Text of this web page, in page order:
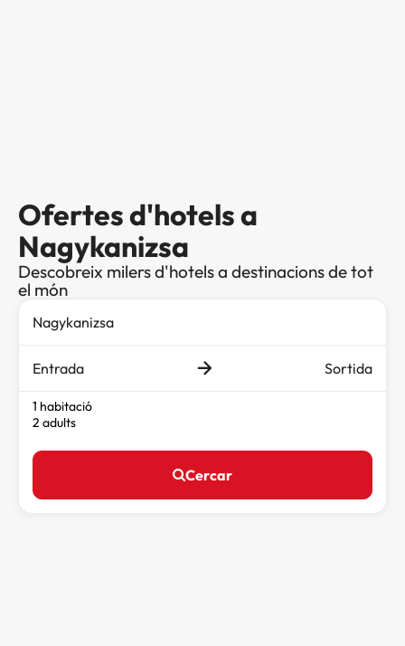
Ofertes d'hotels a
Nagykanizsa
Descobreix milers d'hotels a destinacions de tot
el món
Entrada Sortida
1 habitació
2 adults
Cercar